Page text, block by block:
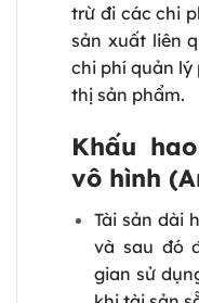
trừ đi các chi
sản xuất liên
chi phí quản lý
thị sản phẩm.
Khấu
vô hình
Tài sản dài
và sau đó
gian sử